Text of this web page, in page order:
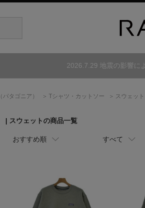
2026.7.29 地震の影響に
（パタゴニア） Tシャツ・カットソー スウェット
| スウェットの商品一覧
おすすめ順 すべて